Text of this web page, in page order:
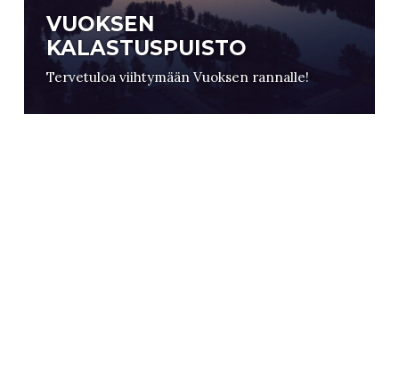
VUOKSEN
KALASTUSPUISTO
Tervetuloa viihtymään Vuoksen rannalle!